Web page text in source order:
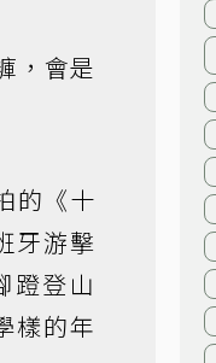
，會是
的《十
牙游擊
蹬登山
樣的年